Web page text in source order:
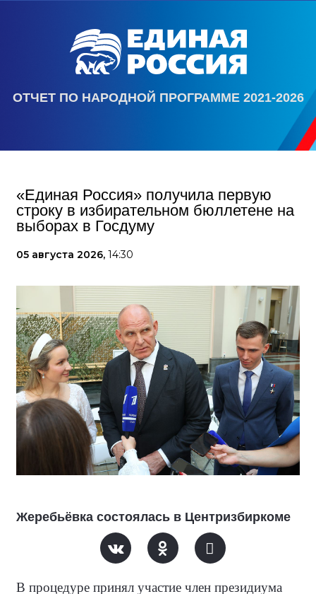
ОТЧЕТ ПО НАРОДНОЙ ПРОГРАММЕ 2021-2026
«Единая Россия» получила первую
строку в избирательном бюллетене на
выборах в Госдуму
05 августа 2026, 14:30
Жеребьёвка состоялась в Центризбиркоме
В процедуре принял участие член президиума